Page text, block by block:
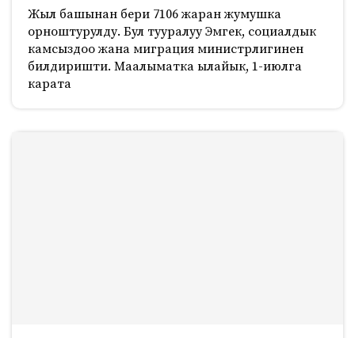
Жыл башынан бери 7106 жаран жумушка
орноштурулду. Бул тууралуу Эмгек, социалдык
камсыздоо жана миграция министрлигинен
билдиришти. Маалыматка ылайык, 1-июлга
карата